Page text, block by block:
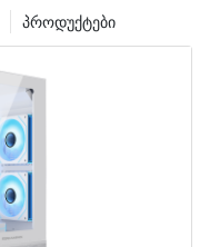
პროდუქტები